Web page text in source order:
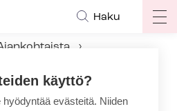
Haku
Tehyn tuotteita lahjoitettiin asunnottomille
käyttö?
evästeitä. Niiden